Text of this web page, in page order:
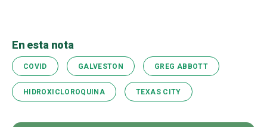
En esta nota
COVID GALVESTON GREG ABBOTT
HIDROXICLOROQUINA TEXAS CITY